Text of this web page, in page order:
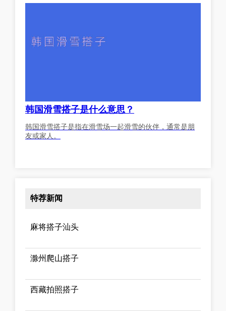
韩国滑雪搭子是什么意思？
韩国滑雪搭子是指在滑雪场一起滑雪的伙伴，通常是朋
友或家人。
特荐新闻
麻将搭子汕头
滁州爬山搭子
西藏拍照搭子